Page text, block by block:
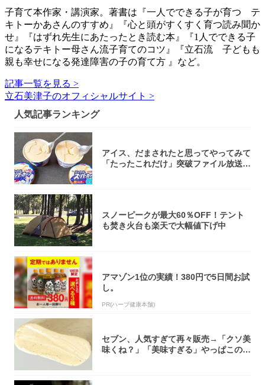
子育て本作家・講演家。著書は『一人でできる子が育つ テ
キトーかあさんのすすめ』『心と頭がすくすく育つ読み聞か
せ』『はずれ先生にあたったとき読む本』『1人でできる子
になるテキトー母さん流子育てのコツ』『立石流 子どもも
親も幸せになる発達障害の子の育て方 』など。
記事一覧を見る >
立石美津子のオフィシャルサイト >
人気記事ランキング
アイス、だまされたと思ってやってみて
「たったこれだけ」突破ファイル放送で
スノーピークが最大60％OFF！テント
も焚き火台も楽天で大幅値下げ中
アマゾン1位の実績！380円で5日間お試
し。
PR(ハーブ健康本舗)
セブン、人気すぎて再々販売→「クソ美
味くね？」「美味すぎる」やっぱこのク